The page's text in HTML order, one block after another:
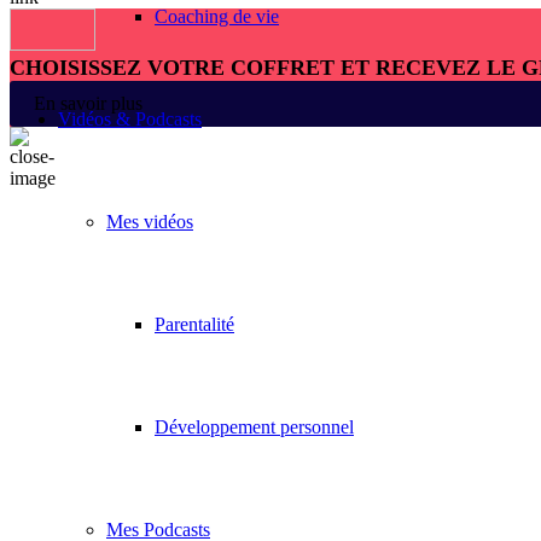
Coaching de vie
Vidéos & Podcasts
Mes vidéos
Parentalité
Développement personnel
Mes Podcasts
CHOISISSEZ VOTRE COFFRET ET RECEVEZ LE
En savoir plus